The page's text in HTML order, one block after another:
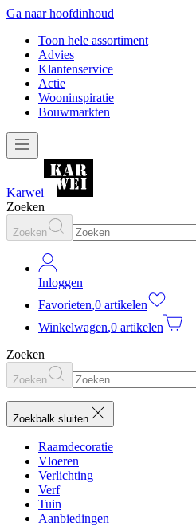
Ga naar hoofdinhoud
Toon hele assortiment
Advies
Klantenservice
Actie
Wooninspiratie
Bouwmarkten
Karwei
Zoeken
Zoeken
Inloggen
Favorieten,0 artikelen
Winkelwagen,0 artikelen
Zoeken
Zoeken
Zoekbalk sluiten
Raamdecoratie
Vloeren
Verlichting
Verf
Tuin
Aanbiedingen